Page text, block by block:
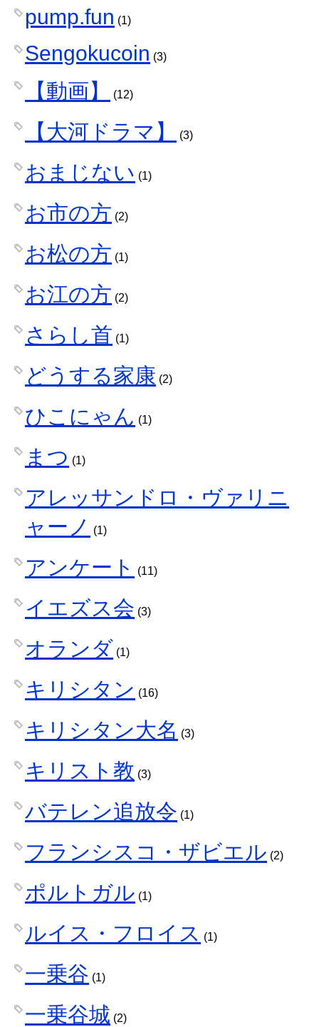
pump.fun (1)
Sengokucoin (3)
【動画】 (12)
【大河ドラマ】 (3)
おまじない (1)
お市の方 (2)
お松の方 (1)
お江の方 (2)
さらし首 (1)
どうする家康 (2)
ひこにゃん (1)
まつ (1)
アレッサンドロ・ヴァリニ
ャーノ
(1)
アンケート (11)
イエズス会 (3)
オランダ (1)
キリシタン (16)
キリシタン大名 (3)
キリスト教 (3)
バテレン追放令 (1)
フランシスコ・ザビエル (2)
ポルトガル (1)
ルイス・フロイス (1)
一乗谷 (1)
一乗谷城 (2)